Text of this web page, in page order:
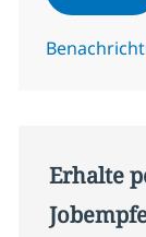
Erhalte